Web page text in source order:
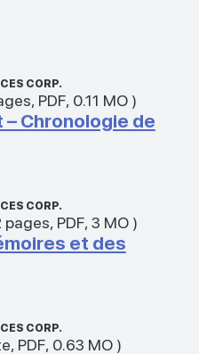
CORP.
, PDF, 0.11 MO)
Chronologie de
CORP.
pages, PDF, 3 MO)
et des
CORP.
, PDF, 0.63 MO)